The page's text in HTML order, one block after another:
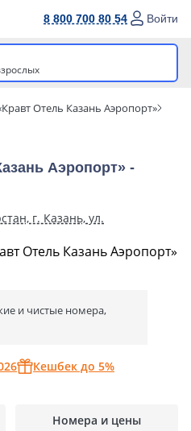
8 800 700 80 54 Войти
Отель Казань Аэропорт»
Аэропорт» -
г. Казань, ул.
и чистые номера,
Кешбек до 5%
Номера и цены